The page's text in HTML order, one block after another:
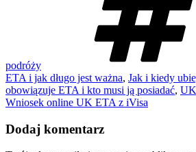
podróży
ETA i jak długo jest ważna, Jak i kiedy
obowiązuje ETA i kto musi ją posiadać,
Wniosek online UK ETA z iVisa
Dodaj komentarz